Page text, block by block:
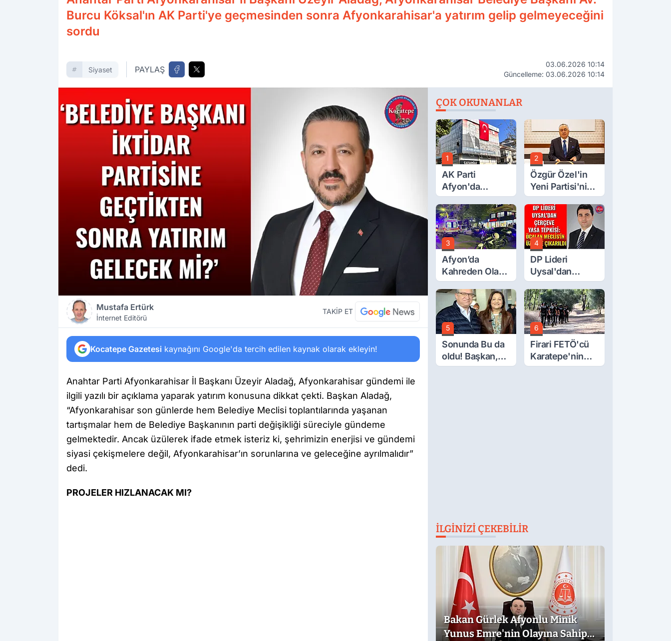
Burcu Köksal'ın AK Parti'ye geçmesinden sonra Afyonkarahisar'a yatırım gelip gelmeyeceğini
sordu
Siyaset PAYLAŞ
03.06.2026 10:14
Güncelleme: 03.06.2026 10:14
Mustafa Ertürk
İnternet Editörü
TAKİP ET
Kocatepe Gazetesi kaynağını Google'da tercih edilen kaynak olarak ekleyin!
Anahtar Parti Afyonkarahisar İl Başkanı Üzeyir Aladağ, Afyonkarahisar gündemi ile
ilgili yazılı bir açıklama yaparak yatırım konusuna dikkat çekti. Başkan Aladağ,
“Afyonkarahisar son günlerde hem Belediye Meclisi toplantılarında yaşanan
tartışmalar hem de Belediye Başkanının parti değişikliği süreciyle gündeme
gelmektedir. Ancak üzülerek ifade etmek isteriz ki, şehrimizin enerjisi ve gündemi
siyasi çekişmelere değil, Afyonkarahisar’ın sorunlarına ve geleceğine ayrılmalıdır”
dedi.
PROJELER HIZLANACAK MI?
ÇOK OKUNANLAR
1
AK Parti
Afyon'da
Turgay Şahin'in
Ardından Bir
Şok Daha!
2
Özgür Özel'in
Yeni Partisi'nin
Afyon Başkanı
Belli Oldu
3
Afyon’da
Kahreden Olay:
6 Yaşındaki
Çocuk 6. Kattan
Düştü
4
DP Lideri
Uysal'dan
Çerçeve Yasa
Tepkisi: Öcalan
Meclis'in
Üzerine Çıkarıldı
5
Sonunda Bu da
oldu! Başkan,
Meclis Üyesini
6
Firari FETÖ'cü
Karatepe'nin
Gösterdiği
İLGINIZI ÇEKEBILIR
Bakan Gürlek Afyonlu Minik
Yunus Emre'nin Olayına Sahip